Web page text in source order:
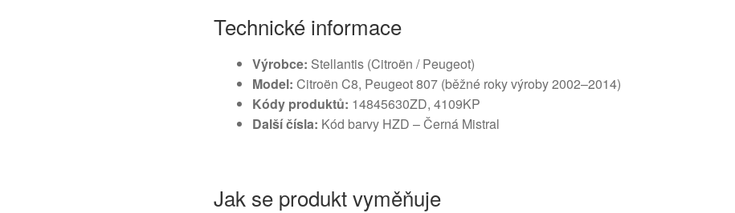
Technické informace
Výrobce: Stellantis (Citroën / Peugeot)
Model: Citroën C8, Peugeot 807 (běžné roky výroby 2002–2014)
Kódy produktů: 14845630ZD, 4109KP
Další čísla: Kód barvy HZD – Černá Mistral
Jak se produkt vyměňuje